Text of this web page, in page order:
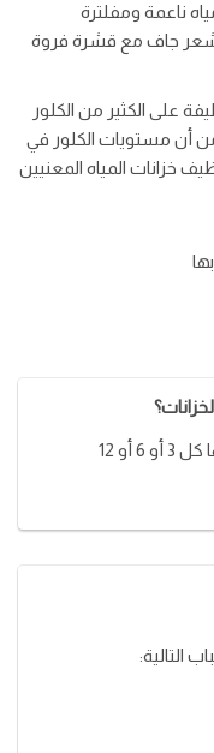
ناعمة ومفلترة
شعر جاف مع قشرة فروة
على الكثير من الكلور
من أن مستويات الكلور في
خزانات المياه المعنيين
يوصى بتنظيف خزانات المياه وتطهيرها كل 3 أو 6 أو 12
التالية: